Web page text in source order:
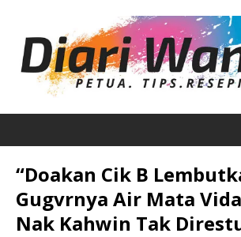
“Doakan Cik B
Gugvrnya Air Mata
Nak Kahwin Tak